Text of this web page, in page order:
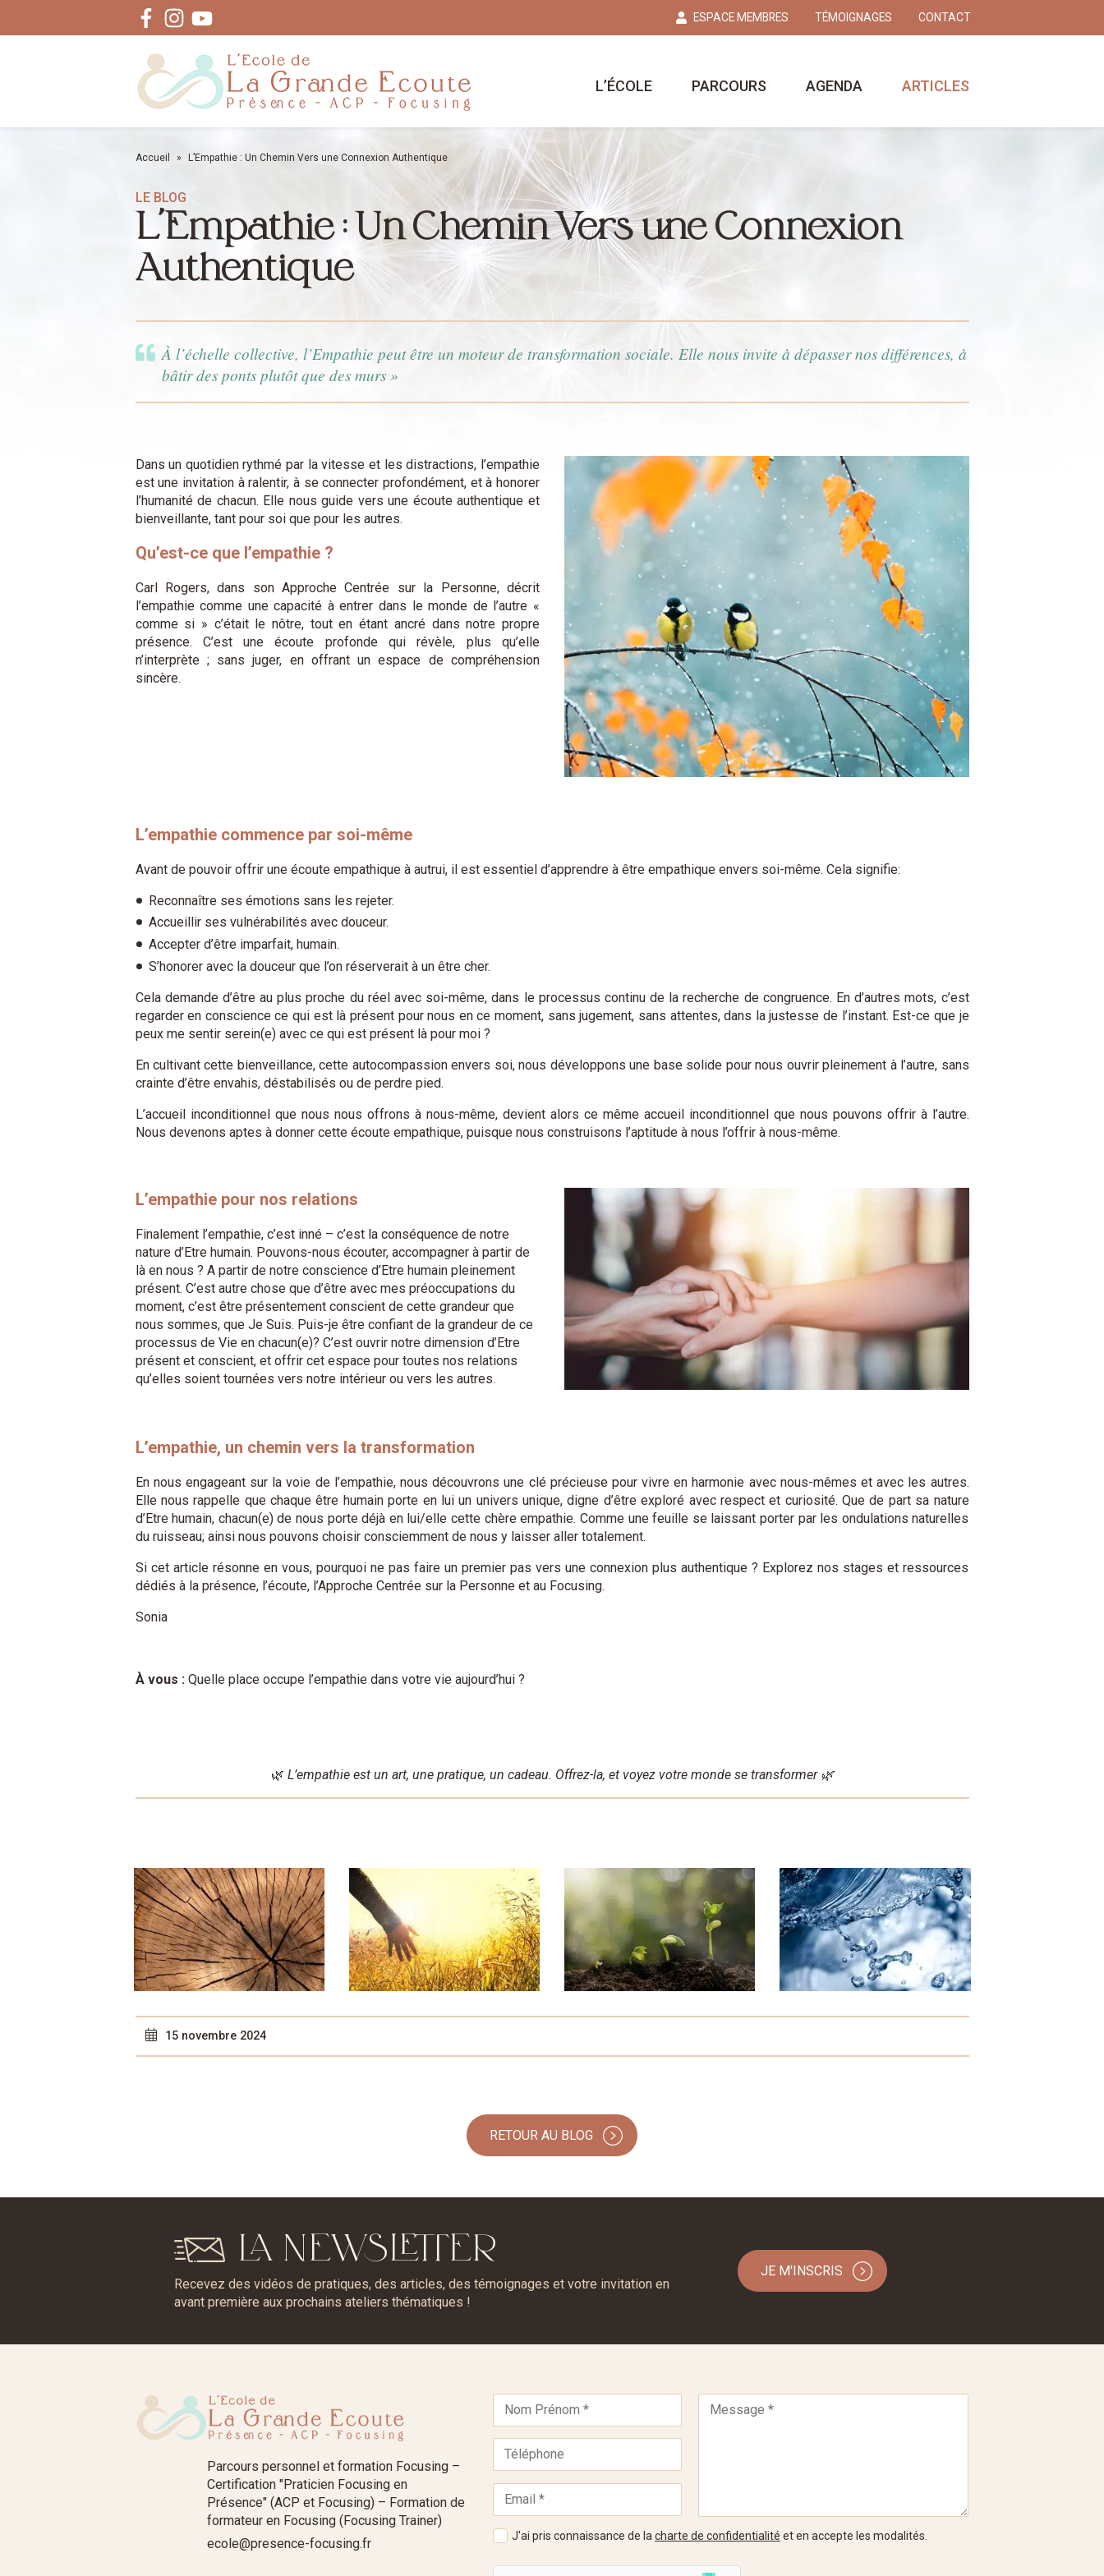
FacebookInstagram
Youtube ESPACE MEMBRES TÉMOIGNAGES CONTACT
L’ÉCOLE PARCOURS AGENDA ARTICLES
Accueil » L’Empathie : Un Chemin Vers une Connexion Authentique
LE BLOG
L’Empathie : Un Chemin Vers une Connexion
Authentique
À l’échelle collective, l’Empathie peut être un moteur de transformation sociale. Elle nous invite à dépasser nos différences, à
bâtir des ponts plutôt que des murs »
Dans un quotidien rythmé par la vitesse et les distractions, l’empathie
est une invitation à ralentir, à se connecter profondément, et à honorer
l’humanité de chacun. Elle nous guide vers une écoute authentique et
bienveillante, tant pour soi que pour les autres.
Qu’est-ce que l’empathie ?
Carl Rogers, dans son Approche Centrée sur la Personne, décrit
l’empathie comme une capacité à entrer dans le monde de l’autre «
comme si » c’était le nôtre, tout en étant ancré dans notre propre
présence. C’est une écoute profonde qui révèle, plus qu’elle
n’interprète ; sans juger, en offrant un espace de compréhension
sincère.
L’empathie commence par soi-même
Avant de pouvoir offrir une écoute empathique à autrui, il est essentiel d’apprendre à être empathique envers soi-même. Cela signifie:
Reconnaître ses émotions sans les rejeter.
Accueillir ses vulnérabilités avec douceur.
Accepter d’être imparfait, humain.
S’honorer avec la douceur que l’on réserverait à un être cher.
Cela demande d’être au plus proche du réel avec soi-même, dans le processus continu de la recherche de congruence. En d’autres mots, c’est
regarder en conscience ce qui est là présent pour nous en ce moment, sans jugement, sans attentes, dans la justesse de l’instant. Est-ce que je
peux me sentir serein(e) avec ce qui est présent là pour moi ?
En cultivant cette bienveillance, cette autocompassion envers soi, nous développons une base solide pour nous ouvrir pleinement à l’autre, sans
crainte d’être envahis, déstabilisés ou de perdre pied.
L’accueil inconditionnel que nous nous offrons à nous-même, devient alors ce même accueil inconditionnel que nous pouvons offrir à l’autre.
Nous devenons aptes à donner cette écoute empathique, puisque nous construisons l’aptitude à nous l’offrir à nous-même.
L’empathie pour nos relations
Finalement l’empathie, c’est inné – c’est la conséquence de notre
nature d’Etre humain. Pouvons-nous écouter, accompagner à partir de
là en nous ? A partir de notre conscience d’Etre humain pleinement
présent. C’est autre chose que d’être avec mes préoccupations du
moment, c’est être présentement conscient de cette grandeur que
nous sommes, que Je Suis. Puis-je être confiant de la grandeur de ce
processus de Vie en chacun(e)? C’est ouvrir notre dimension d’Etre
présent et conscient, et offrir cet espace pour toutes nos relations
qu’elles soient tournées vers notre intérieur ou vers les autres.
L’empathie, un chemin vers la transformation
En nous engageant sur la voie de l’empathie, nous découvrons une clé précieuse pour vivre en harmonie avec nous-mêmes et avec les autres.
Elle nous rappelle que chaque être humain porte en lui un univers unique, digne d’être exploré avec respect et curiosité. Que de part sa nature
d’Etre humain, chacun(e) de nous porte déjà en lui/elle cette chère empathie. Comme une feuille se laissant porter par les ondulations naturelles
du ruisseau; ainsi nous pouvons choisir consciemment de nous y laisser aller totalement.
Si cet article résonne en vous, pourquoi ne pas faire un premier pas vers une connexion plus authentique ? Explorez nos stages et ressources
dédiés à la présence, l’écoute, l’Approche Centrée sur la Personne et au Focusing.
Sonia
À vous :Quelle place occupe l’empathie dans votre vie aujourd’hui ?
🌿 L’empathie est un art, une pratique, un cadeau. Offrez-la, et voyez votre monde se transformer 🌿
15 novembre 2024
RETOUR AU BLOG
LA NEWSLETTER
Recevez des vidéos de pratiques, des articles, des témoignages et votre invitation en
avant première aux prochains ateliers thématiques !
JE M'INSCRIS
Parcours personnel et formation Focusing –
Certification "Praticien Focusing en
Présence" (ACP et Focusing) – Formation de
formateur en Focusing (Focusing Trainer)
ecole@presence-focusing.fr
J'ai pris connaissance de lacharte de confidentialité et en accepte les modalités.